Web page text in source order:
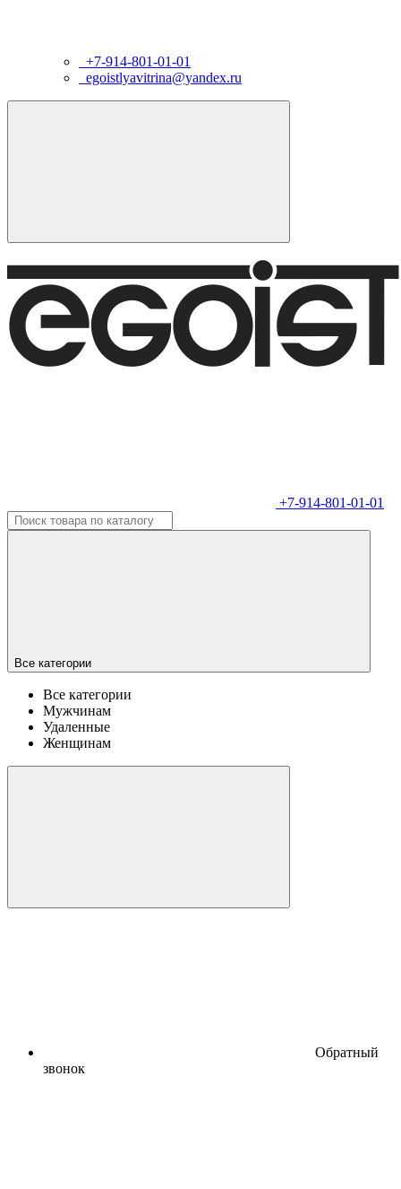
+7-914-801-01-01
egoistlyavitrina@yandex.ru
+7-914-801-01-01
Все категории
Все категории
Мужчинам
Удаленные
Женщинам
Обратный
звонок